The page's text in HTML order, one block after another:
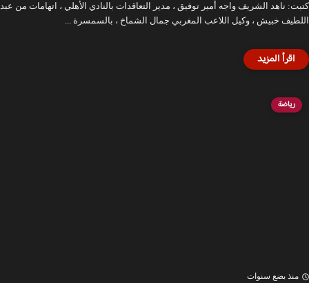
كتبت: ناهد الشريف واجه أمير توفيق ، مدير التعاقدات بالنادي الأهلي ، اتهامات من عبد
اللطيف خبيش ، وكيل اللاعب المغربي جمال الشماخ ، بالسمسرة ...
رياضة
منذ بضع سنوات